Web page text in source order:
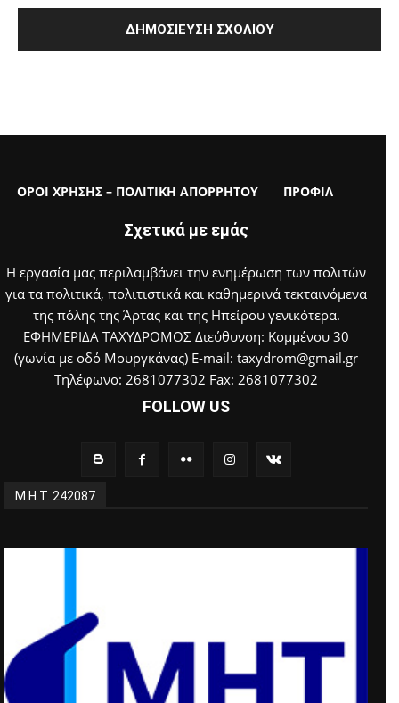
ΟΡΟΙ ΧΡΗΣΗΣ – ΠΟΛΙΤΙΚΗ ΑΠΟΡΡΗΤΟΥ ΠΡΟΦΙΛ
Σχετικά με εμάς
Η εργασία μας περιλαμβάνει την ενημέρωση των πολιτών
για τα πολιτικά, πολιτιστικά και καθημερινά τεκταινόμενα
της πόλης της Άρτας και της Ηπείρου γενικότερα.
ΕΦΗΜΕΡΙΔΑ ΤΑΧΥΔΡΟΜΟΣ Διεύθυνση: Κομμένου 30
(γωνία με οδό Μουργκάνας) E-mail: taxydrom@gmail.gr
Τηλέφωνο: 2681077302 Fax: 2681077302
FOLLOW US
Μ.Η.Τ. 242087